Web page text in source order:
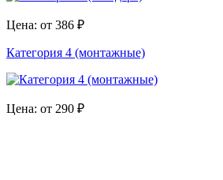
Цена: от 386 ₽
Категория 4 (монтажные)
Цена: от 290 ₽